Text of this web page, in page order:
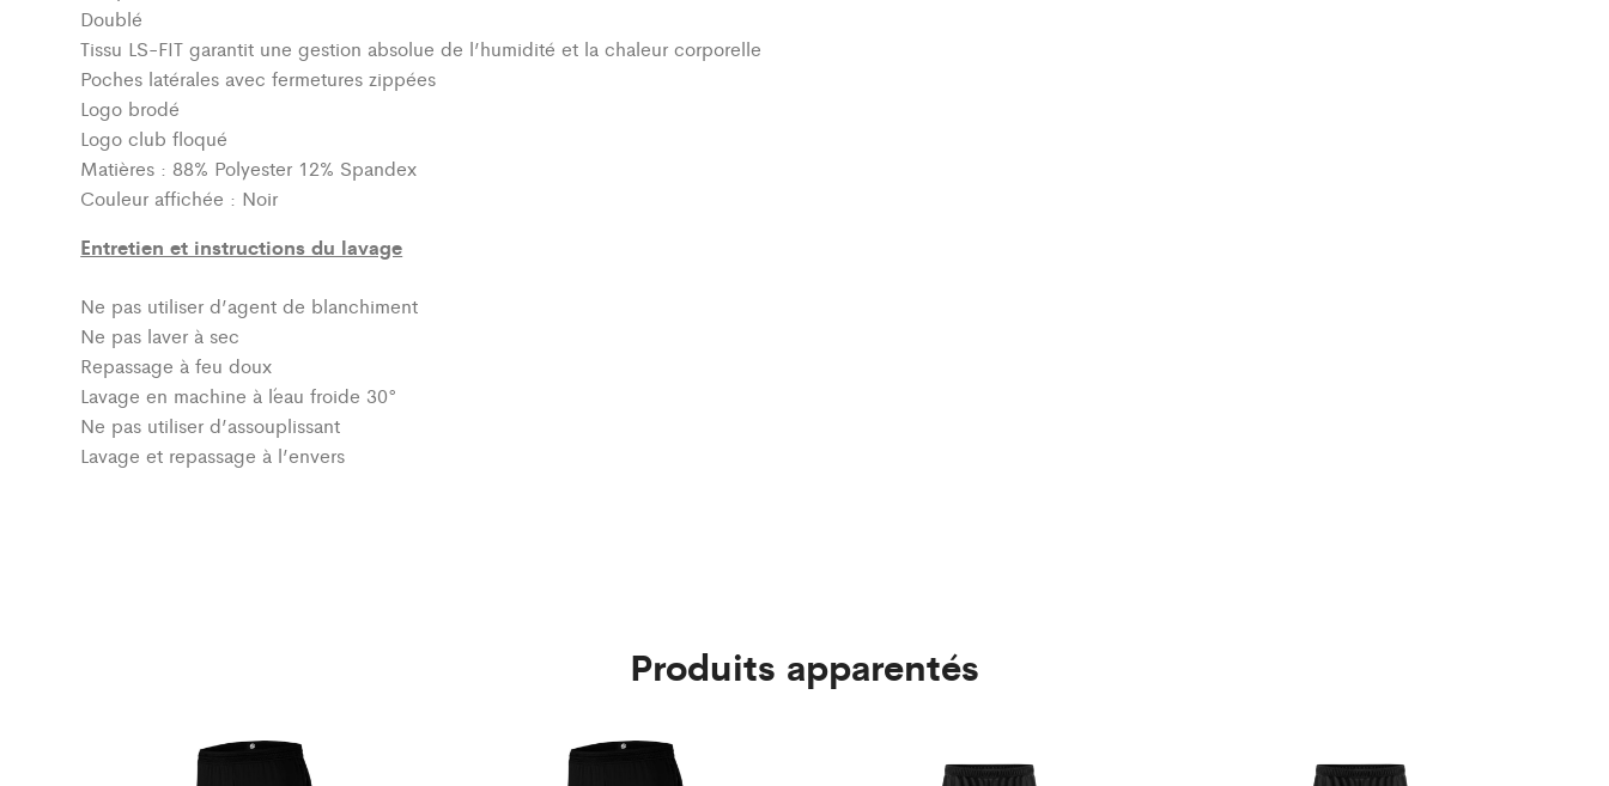
Doublé
Tissu LS-FIT garantit une gestion absolue de l’humidité et la chaleur corporelle
Poches latérales avec fermetures zippées
Logo brodé
Logo club floqué
Matières : 88% Polyester 12% Spandex
Couleur affichée : Noir
Entretien et instructions du lavage
Ne pas utiliser d’agent de blanchiment
Ne pas laver à sec
Repassage à feu doux
Lavage en machine à l´eau froide 30°
Ne pas utiliser d’assouplissant
Lavage et repassage à l’envers
Produits apparentés